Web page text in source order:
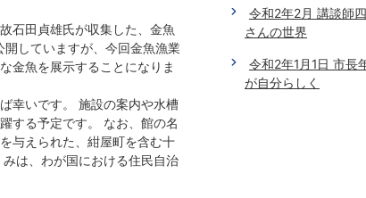
石田貞雄氏が収集した、金魚
していますが、今回金魚漁業
金魚を展示することになりま
幸いです。 施設の案内や水槽
する予定です。 なお、館の名
与えられた、紺屋町を含む十
は、わが国における住民自治
令和2年2月 講談師
さんの世界
令和2年1月1日 市長
が自分らしく